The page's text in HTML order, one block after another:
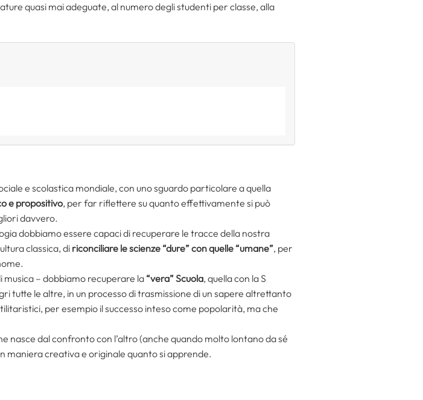
quasi mai adeguate, al numero degli studenti per classe, alla
e scolastica mondiale, con uno sguardo particolare a quella
e propositivo, per far riflettere su quanto effettivamente si può
davvero.
dobbiamo essere capaci di recuperare le tracce della nostra
classica, di riconciliare le scienze “dure” con quelle “umane”, per
musica – dobbiamo recuperare la “vera” Scuola, quella con la S
tutte le altre, in un processo di trasmissione di un sapere altrettanto
per esempio il successo inteso come popolarità, ma che
nasce dal confronto con l’altro (anche quando molto lontano da sé
maniera creativa e originale quanto si apprende.